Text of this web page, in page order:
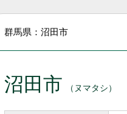
群馬県：沼田市
沼田市 （ヌマタシ）